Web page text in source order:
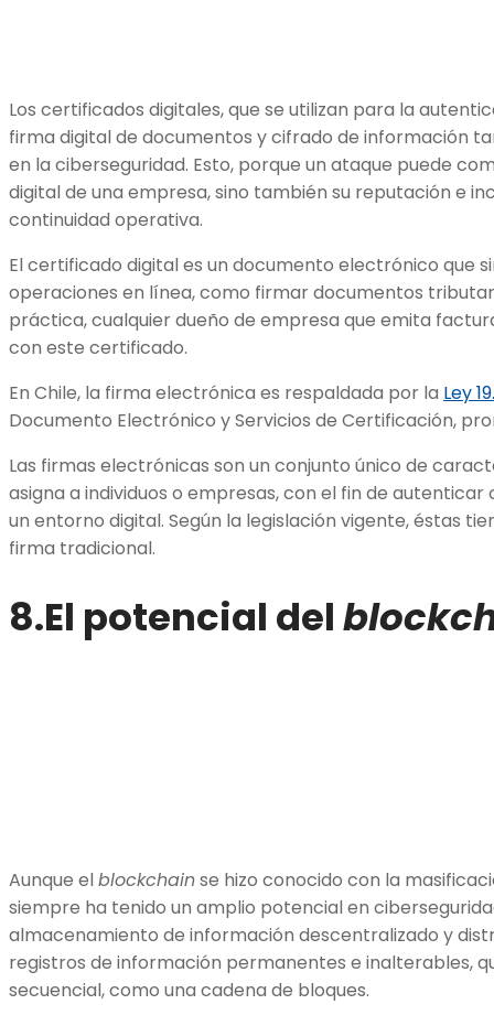
Los certificados digitales, que se utilizan para la
firma digital de documentos y cifrado de información
en la ciberseguridad. Esto, porque un ataque puede
digital de una empresa, sino también su reputación e
continuidad operativa.
El certificado digital es un documento electrónico que
operaciones en línea, como firmar documentos
práctica, cualquier dueño de empresa que emita
con este certificado.
En Chile, la firma electrónica es respaldada por la Ley
Documento Electrónico y Servicios de Certificación,
Las firmas electrónicas son un conjunto único de
asigna a individuos o empresas, con el fin de
un entorno digital. Según la legislación vigente, éstas
firma tradicional.
8.El potencial del
Aunque elblockchainse hizo conocido con la
siempre ha tenido un amplio potencial en
almacenamiento de información descentralizado y
registros de información permanentes e inalterables,
secuencial, como una cadena de bloques.